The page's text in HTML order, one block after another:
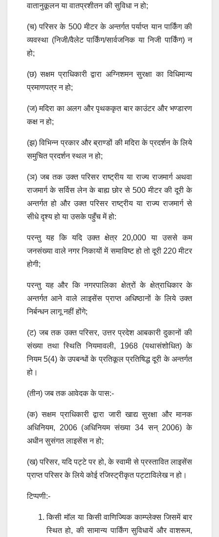
वातानुकूलन या वातप्रशीतन की सुविधा न हो;
(च) परिसर के 500 मीटर के अन्तर्गत पर्याप्त यान पार्किंग की
व्यवस्था (निजी/वैलेट पार्किंग/सार्वजनिक या निजी पार्किंग) न
हो;
(छ) सक्षम प्राधिकारी द्वारा अग्निशमन सुरक्षा का विधिमान्य
प्रमाणपत्र न हो;
(ज) मदिरा का अलग और पृथककृत बार काउंटर और भण्डारण
कक्ष न हो;
(झ) विभिन्न प्रकार और ब्राण्डों की मदिरा के प्रदर्शन के लिये
समुचित प्रदर्शन स्थल न हो;
(ञ) जब तक उक्त परिसर राष्ट्रीय या राज्य राजमार्ग अथवा
राजमार्ग के सर्विस लेन के बाह्य छोर से 500 मीटर की दूरी के
अन्तर्गत हो और उक्त परिसर राष्ट्रीय या राज्य राजमार्ग से
सीधे दृश्य हो या उसके पहुँच में हो:
परन्तु यह कि यदि उक्त क्षेत्र 20,000 या उससे कम
जनसंख्या वाले नगर निकायों में समाविष्ट हो तो दूरी 220 मीटर
होगी;
परन्तु यह और कि नगरपालिका क्षेत्रों के क्षेत्राधिकार के
अन्तर्गत आने वाले लाइसेंस प्राप्त अधिष्ठानों के लिये उक्त
निर्बन्धन लागू नहीं होंगे;
(ट) जब तक उक्त परिसर, उत्तर प्रदेश आबकारी दुकानों की
संख्या तथा स्थिति नियमावली, 1968 (यथासंशोधित) के
नियम 5(4) के उपबन्धों के प्रतिकूल प्रतिषिद्ध दूरी के अन्तर्गत
हो।
(तीन) जब तक आवेदक के पास:-
(क) सक्षम प्राधिकारी द्वारा जारी खाद्य सुरक्षा और मानक
अधिनियम, 2006 (अधिनियम संख्या 34 सन् 2006) के
अधीन सुसंगत लाइसेंस न हो;
(ख) परिसर, यदि पट्टे पर हो, के स्वामी से प्रस्तावित लाइसेंस
प्राप्त परिसर के लिये कोई रजिस्ट्रीकृत पट्टाविलेख न हो।
टिप्पणी:-
किसी मॉल या किसी वाणिज्यिक काम्प्लेक्स जिसमें बार
स्थित हो, की सामान्य पार्किंग सुविधायें और वाशरूम,